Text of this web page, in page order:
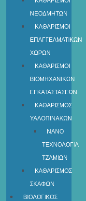
ΝΕΟΔΜΗΤΩΝ
ΚΑΘΑΡΙΣΜΟΙ
ΕΠΑΓΓΕΛΜΑΤΙΚΩΝ
ΧΩΡΩΝ
ΚΑΘΑΡΙΣΜΟΙ
ΒΙΟΜΗΧΑΝΙΚΩΝ
ΕΓΚΑΤΑΣΤΑΣΕΩΝ
ΚΑΘΑΡΙΣΜΟΣ
ΥΑΛΟΠΙΝΑΚΩΝ
ΝΑΝΟ
ΤΕΧΝΟΛΟΓΙΑ
ΤΖΑΜΙΩΝ
ΚΑΘΑΡΙΣΜΟΣ
ΣΚΑΦΩΝ
ΒΙΟΛΟΓΙΚΟΣ